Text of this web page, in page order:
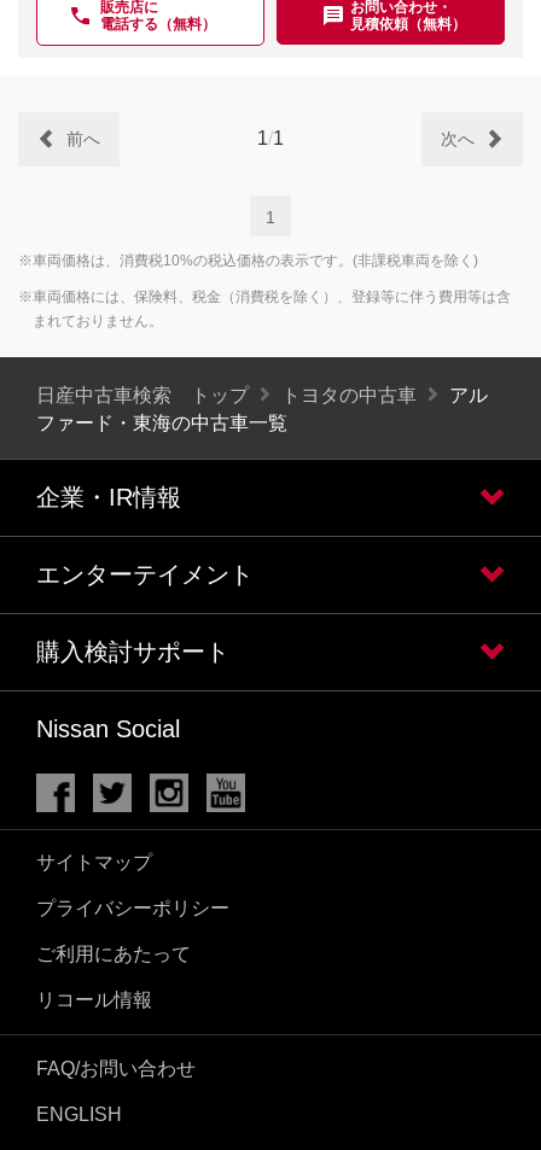
販売店に
電話する（無料）
お問い合わせ・
見積依頼（無料）
1/1
前へ 次へ
1
※車両価格は、消費税10%の税込価格の表示です。(非課税車両を除く)
※車両価格には、保険料、税金（消費税を除く）、登録等に伴う費用等は含
まれておりません。
日産中古車検索 トップ トヨタの中古車
アル
ファード・東海の中古車一覧
企業・IR情報
エンターテイメント
購入検討サポート
Nissan Social
サイトマップ
プライバシーポリシー
ご利用にあたって
リコール情報
FAQ/お問い合わせ
ENGLISH